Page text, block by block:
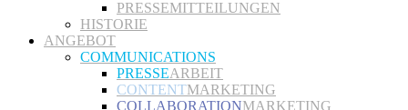
PRESSEMITTEILUNGEN
HISTORIE
ANGEBOT
COMMUNICATIONS
PRESSEARBEIT
CONTENTMARKETING
COLLABORATIONMARKETING